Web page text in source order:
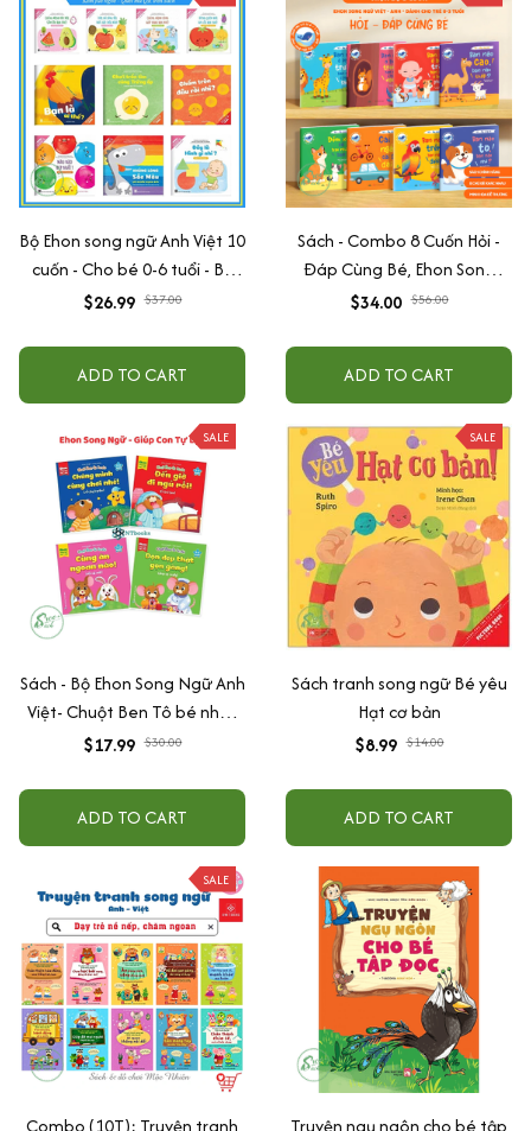
Bộ Ehon song ngữ Anh Việt 10
cuốn - Cho bé 0-6 tuổi - Bộ
sách nuôi dưỡng tâm hồn bé
$26.99 $37.00
ADD TO CART
Sách - Combo 8 Cuốn Hỏi -
Đáp Cùng Bé, Ehon Song
Ngữ Việt - Anh - Dành Cho Bé
$34.00 $56.00
ADD TO CART
SALE
Sách - Bộ Ehon Song Ngữ Anh
Việt- Chuột Ben Tô bé nhỏ -
Rèn Luyện Tính Tự Lập Cho
$17.99 $30.00
ADD TO CART
SALE
Sách tranh song ngữ Bé yêu
Hạt cơ bản
$8.99 $14.00
ADD TO CART
SALE
Combo (10T): Truyện tranh
Truyện ngụ ngôn cho bé tập